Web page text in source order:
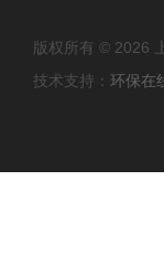
版权所有 © 2026
技术支持： 环保在